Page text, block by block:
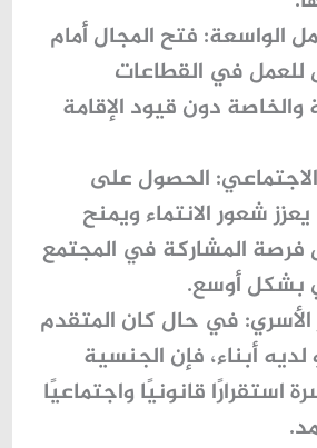
الواسعة: فتح المجال أمام
للعمل في القطاعات
والخاصة دون قيود الإقامة
الحصول على
شعور الانتماء ويمنح
فرصة المشاركة في المجتمع
بشكل أوسع.
الأسري: في حال كان المتقدم
لديه أبناء، فإن الجنسية
استقرارًا قانونيًا واجتماعيًا